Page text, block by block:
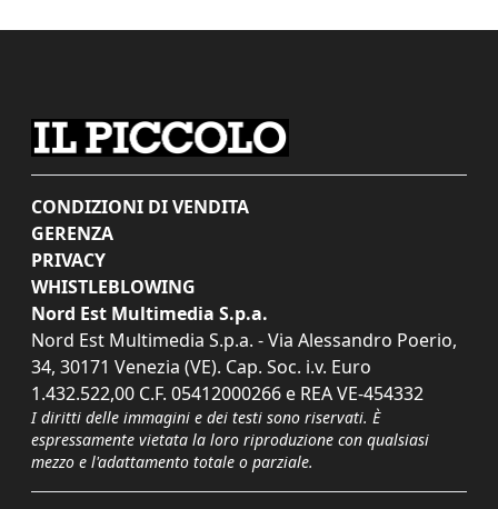
CONDIZIONI DI VENDITA
GERENZA
PRIVACY
WHISTLEBLOWING
Nord Est Multimedia S.p.a.
Nord Est Multimedia S.p.a. - Via Alessandro Poerio,
34, 30171 Venezia (VE). Cap. Soc. i.v. Euro
1.432.522,00 C.F. 05412000266 e REA VE-454332
I diritti delle immagini e dei testi sono riservati. È
espressamente vietata la loro riproduzione con qualsiasi
mezzo e l'adattamento totale o parziale.